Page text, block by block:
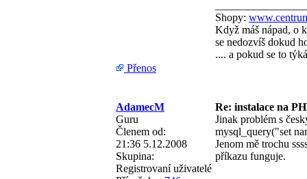
Shopy:
Když máš nápad, o
se nedozvíš dokud
.... a pokud se to
Přenos
AdamecM
Re: instalace na
Guru
Členem od:
21:36 5.12.2008
Skupina:
Registrovaní uživatelé
Jinak problém s
mysql_query("set
Jenom mě trochu
příkazu funguje.